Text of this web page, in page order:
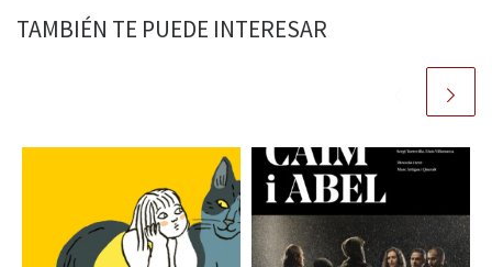
TAMBIÉN TE PUEDE INTERESAR